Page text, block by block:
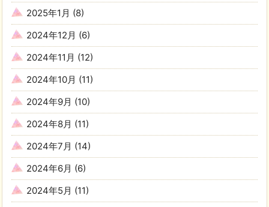
2025年1月 (8)
2024年12月 (6)
2024年11月 (12)
2024年10月 (11)
2024年9月 (10)
2024年8月 (11)
2024年7月 (14)
2024年6月 (6)
2024年5月 (11)